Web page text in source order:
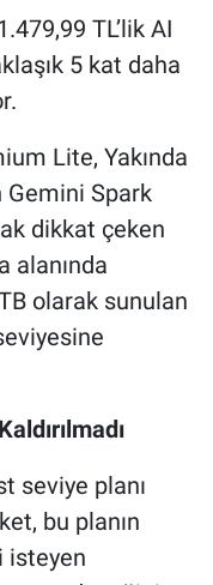
TL’lik AI
5 kat daha
Lite, Yakında
Gemini Spark
dikkat çeken
alanında
olarak sunulan
seviye planı
bu planın
isteyen